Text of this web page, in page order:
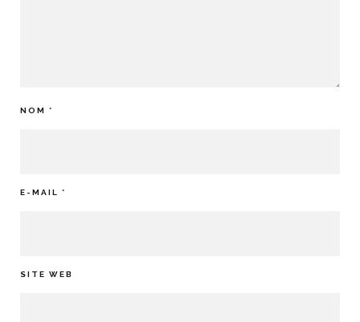
NOM *
E-MAIL *
SITE WEB